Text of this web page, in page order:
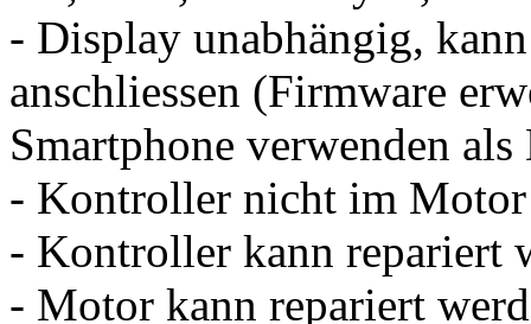
- Display unabhängig,
anschliessen (Firmware
Smartphone verwenden
- Kontroller nicht im Motor
- Kontroller kann repariert
- Motor kann repariert